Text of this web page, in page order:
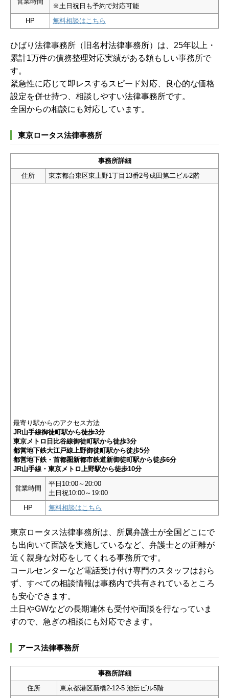
※土日祝日も予約で対応可能
HP
無料相談はこちら
ひばり法律事務所（旧名村法律事務所）は、25年以上・
累計1万件の債務整理対応実績がある頼もしい事務所で
す。
緊急性に応じて即レスするスピード対応、良心的な価格
設定を併せ持つ、相談しやすい法律事務所です。
全国からの相談にも対応しています。
東京ロータス法律事務所
事務所詳細
住所
東京都台東区東上野1丁目13番2号成田第二ビル2階
最寄り駅からのアクセス方法
JR山手線御徒町駅から徒歩3分
東京メトロ日比谷線御徒町駅から徒歩3分
都営地下鉄大江戸線上野御徒町駅から徒歩5分
都営地下鉄・首都圏新都市鉄道新御徒町駅から徒歩6分
JR山手線・東京メトロ上野駅から徒歩10分
営業時間
平日10:00～20:00
土日祝10:00～19:00
HP
無料相談はこちら
東京ロータス法律事務所は、所属弁護士が全国どこにで
も出向いて面談を実施しているなど、弁護士との距離が
近く親身な対応をしてくれる事務所です。
コールセンターなど電話受け付け専門のスタッフはおら
ず、すべての相談情報は事務内で共有されているところ
も安心できます。
土日やGWなどの長期連休も受付や面談を行なっていま
すので、急ぎの相談にも対応できます。
アース法律事務所
事務所詳細
住所
東京都港区新橋2-12-5 池伝ビル5階